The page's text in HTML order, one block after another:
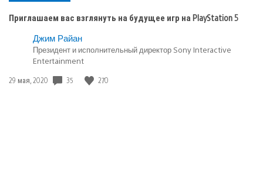
Приглашаем вас взглянуть на будущее игр на PlayStation 5
Опубликовано
PlayStation
5
Джим Райан
Президент и исполнительный директор Sony Interactive
Entertainment
Дата
29 мая, 2020 35 270